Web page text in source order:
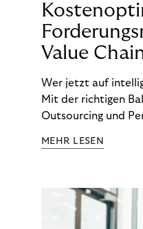
Value
Wer jetzt auf
Mit der richtigen
Outsourcing und
Ergebnisse sichern.
MEHR LESEN